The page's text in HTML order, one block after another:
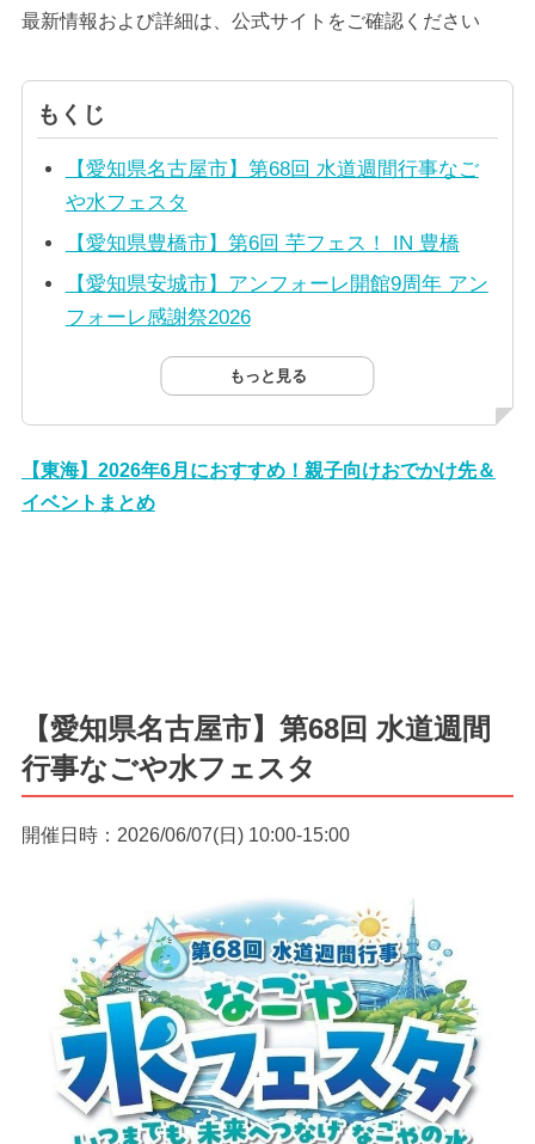
最新情報および詳細は、公式サイトをご確認ください
もくじ
【愛知県名古屋市】第68回 水道週間行事なご
や水フェスタ
【愛知県豊橋市】第6回 芋フェス！ IN 豊橋
【愛知県安城市】アンフォーレ開館9周年 アン
フォーレ感謝祭2026
もっと見る
【東海】2026年6月におすすめ！親子向けおでかけ先＆
イベントまとめ
【愛知県名古屋市】第68回 水道週間
行事なごや水フェスタ
開催日時：2026/06/07(日) 10:00-15:00